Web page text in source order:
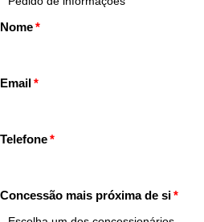
Nome
Email
Telefone
Concessão mais próxima de si